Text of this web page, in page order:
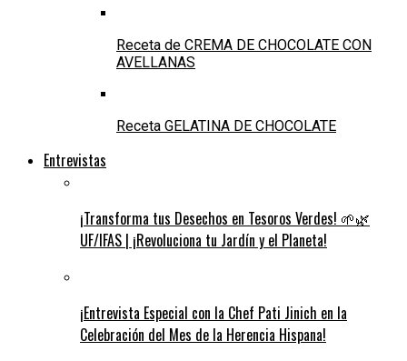
Receta de CREMA DE CHOCOLATE CON
AVELLANAS
Receta GELATINA DE CHOCOLATE
Entrevistas
¡Transforma tus Desechos en Tesoros Verdes! 🌱🌿
UF/IFAS | ¡Revoluciona tu Jardín y el Planeta!
¡Entrevista Especial con la Chef Pati Jinich en la
Celebración del Mes de la Herencia Hispana!